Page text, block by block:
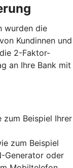
wurden die
Kundinnen und
2-Faktor-
an Ihre Bank mit
zum Beispiel Ihrer
zum Beispiel
Generator oder